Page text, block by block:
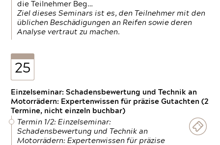
die Teilnehmer Beg…
Ziel dieses Seminars ist es, den Teilnehmer mit den
üblichen Beschädigungen an Reifen sowie deren
Analyse vertraut zu machen.
25
Einzelseminar: Schadensbewertung und Technik an
Motorrädern: Expertenwissen für präzise Gutachten (2
Termine, nicht einzeln buchbar)
Termin 1/2: Einzelseminar:
Schadensbewertung und Technik an
Motorrädern: Expertenwissen für präzise